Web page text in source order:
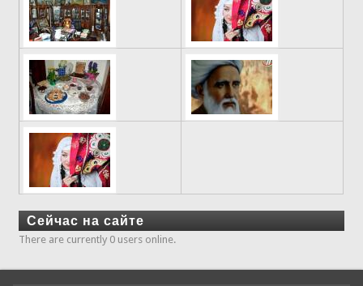
Сейчас на сайте
There are currently 0 users online.